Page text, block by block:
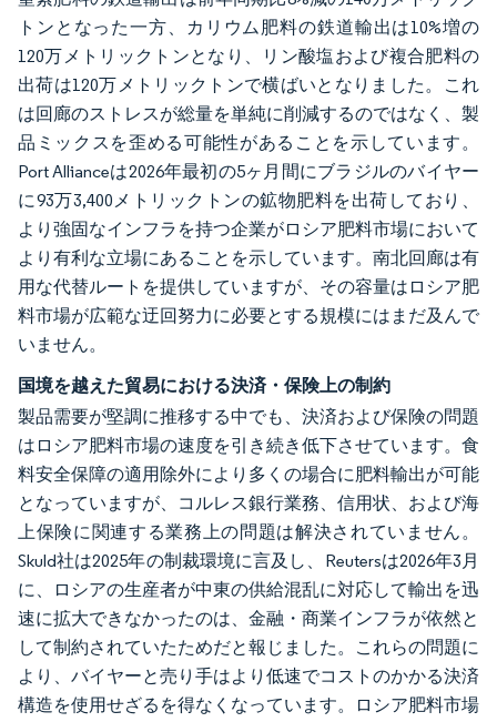
トンとなった一方、カリウム肥料の鉄道輸出は10%増の
120万メトリックトンとなり、リン酸塩および複合肥料の
出荷は120万メトリックトンで横ばいとなりました。これ
は回廊のストレスが総量を単純に削減するのではなく、製
品ミックスを歪める可能性があることを示しています。
Port Allianceは2026年最初の5ヶ月間にブラジルのバイヤー
に93万3,400メトリックトンの鉱物肥料を出荷しており、
より強固なインフラを持つ企業がロシア肥料市場において
より有利な立場にあることを示しています。南北回廊は有
用な代替ルートを提供していますが、その容量はロシア肥
料市場が広範な迂回努力に必要とする規模にはまだ及んで
いません。
国境を越えた貿易における決済・保険上の制約
製品需要が堅調に推移する中でも、決済および保険の問題
はロシア肥料市場の速度を引き続き低下させています。食
料安全保障の適用除外により多くの場合に肥料輸出が可能
となっていますが、コルレス銀行業務、信用状、および海
上保険に関連する業務上の問題は解決されていません。
Skuld社は2025年の制裁環境に言及し、Reutersは2026年3月
に、ロシアの生産者が中東の供給混乱に対応して輸出を迅
速に拡大できなかったのは、金融・商業インフラが依然と
して制約されていたためだと報じました。これらの問題に
より、バイヤーと売り手はより低速でコストのかかる決済
構造を使用せざるを得なくなっています。ロシア肥料市場